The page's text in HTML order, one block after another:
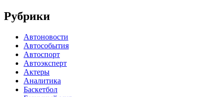
Рубрики
Автоновости
Автособытия
Автоспорт
Автоэксперт
Актеры
Аналитика
Баскетбол